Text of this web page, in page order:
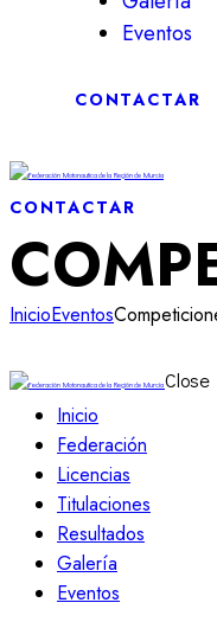
Eventos
facebook-
twitter-
dribble-
instagram
CONTACTAR
facebook-
twitter-
dribble-
instagram
CONTACTAR
InicioEventos
Close
Inicio
Federación
Licencias
Titulaciones
Resultados
Galería
Eventos